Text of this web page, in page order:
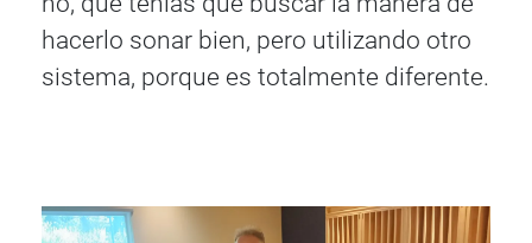
hacerlo sonar bien, pero utilizando otro
sistema, porque es totalmente diferente.